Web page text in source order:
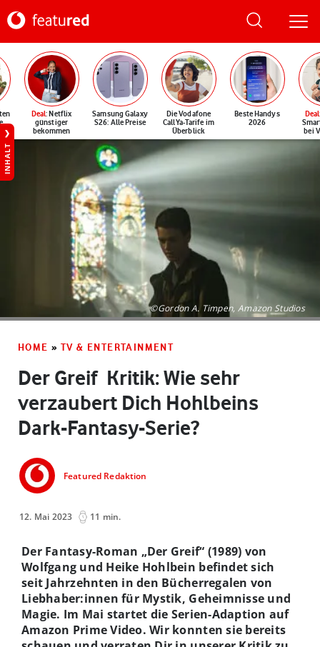
Deal: Netflix
günstiger
bekommen
Samsung Galaxy
S26: Alle Preise
Die Vodafone
CallYa-Tarife im
Überblick
Beste Handys
2026
Deal
bei
INHALT
©Gordon A. Timpen, Amazon Studios
HOME » TV & ENTERTAINMENT
Der Greif ­ Kritik: Wie sehr
verzaubert Dich Hohlbeins
Dark-Fantasy-Serie?
Featured Redaktion
12. Mai 2023 11 min.
Der Fantasy-Roman „Der Greif“ (1989) von
Wolfgang und Heike Hohlbein befindet sich
seit Jahrzehnten in den Bücherregalen von
Liebhaber:innen für Mystik, Geheimnisse und
Magie. Im Mai startet die Serien-Adaption auf
Amazon Prime Video. Wir konnten sie bereits